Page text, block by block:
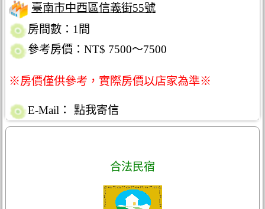
臺南市中西區信義街55號
房間數：1間
參考房價：NT$ 7500～7500
※房價僅供參考，實際房價以店家為準※
E-Mail： 點我寄信
合法民宿